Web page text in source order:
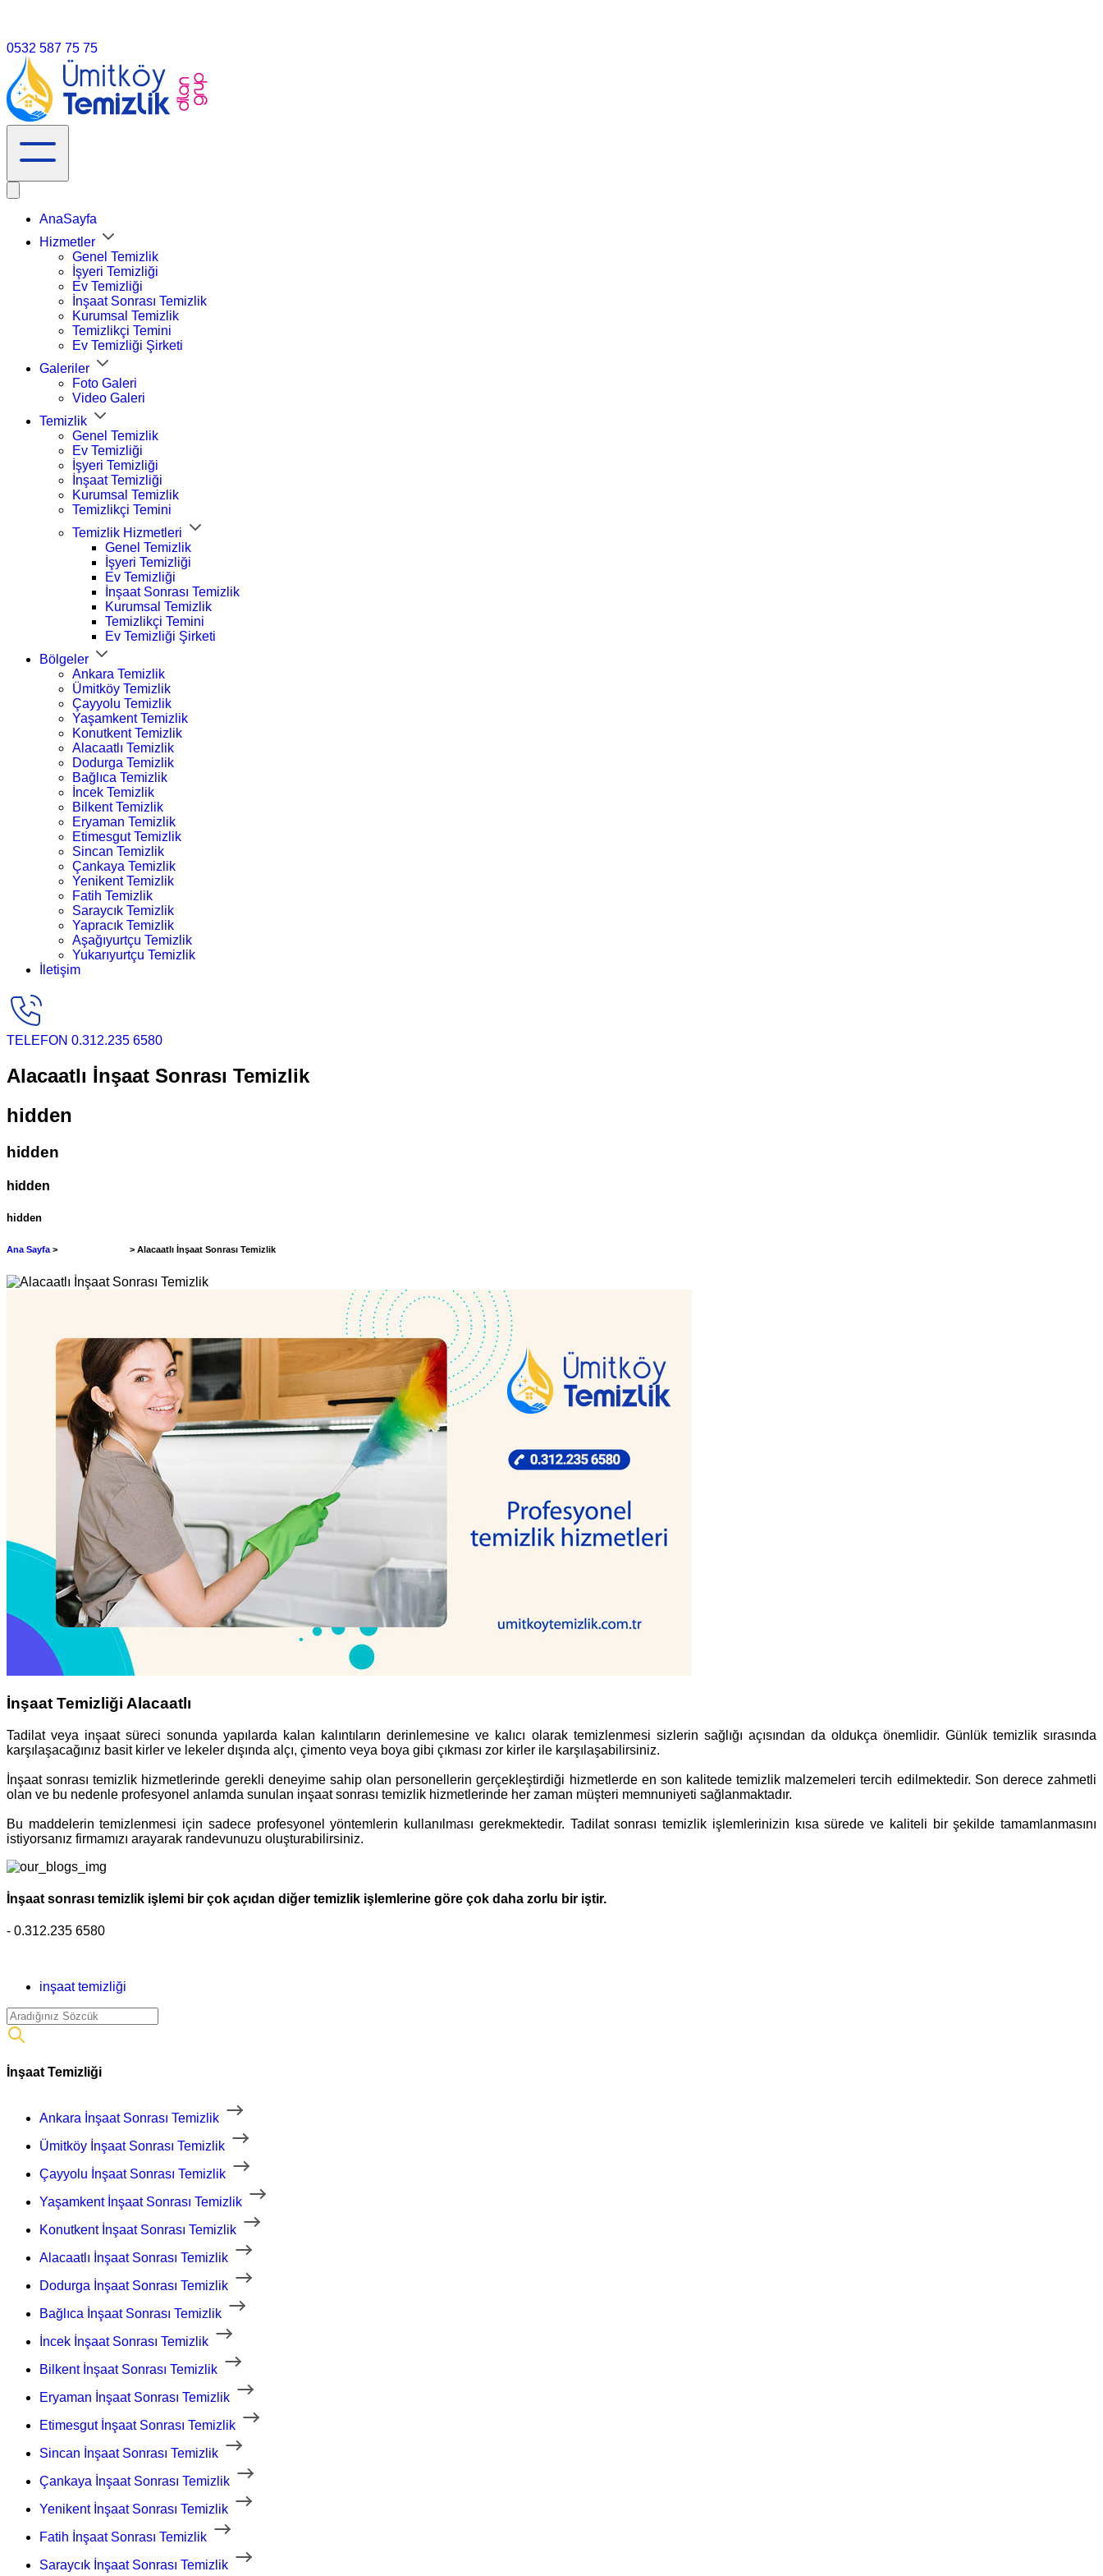
0532 587 75 75
AnaSayfa
Hizmetler
Genel Temizlik
İşyeri Temizliği
Ev Temizliği
İnşaat Sonrası Temizlik
Kurumsal Temizlik
Temizlikçi Temini
Ev Temizliği Şirketi
Galeriler
Foto Galeri
Video Galeri
Temizlik
Genel Temizlik
Ev Temizliği
İşyeri Temizliği
İnşaat Temizliği
Kurumsal Temizlik
Temizlikçi Temini
Temizlik Hizmetleri
Genel Temizlik
İşyeri Temizliği
Ev Temizliği
İnşaat Sonrası Temizlik
Kurumsal Temizlik
Temizlikçi Temini
Ev Temizliği Şirketi
Bölgeler
Ankara Temizlik
Ümitköy Temizlik
Çayyolu Temizlik
Yaşamkent Temizlik
Konutkent Temizlik
Alacaatlı Temizlik
Dodurga Temizlik
Bağlıca Temizlik
İncek Temizlik
Bilkent Temizlik
Eryaman Temizlik
Etimesgut Temizlik
Sincan Temizlik
Çankaya Temizlik
Yenikent Temizlik
Fatih Temizlik
Saraycık Temizlik
Yapracık Temizlik
Aşağıyurtçu Temizlik
Yukarıyurtçu Temizlik
İletişim
TELEFON 0.312.235 6580
Alacaatlı İnşaat Sonrası Temizlik
hidden
hidden
hidden
hidden
Ana Sayfa > > Alacaatlı İnşaat Sonrası Temizlik
İnşaat Temizliği Alacaatlı
Tadilat veya inşaat süreci sonunda yapılarda kalan kalıntıların derinlemesine ve kalıcı olarak temizlenmesi sizlerin sağlığı açısından da oldukça önemlidir. Günlük temizlik sırasında
karşılaşacağınız basit kirler ve lekeler dışında alçı, çimento veya boya gibi çıkması zor kirler ile karşılaşabilirsiniz.
İnşaat sonrası temizlik hizmetlerinde gerekli deneyime sahip olan personellerin gerçekleştirdiği hizmetlerde en son kalitede temizlik malzemeleri tercih edilmektedir. Son derece zahmetli
olan ve bu nedenle profesyonel anlamda sunulan inşaat sonrası temizlik hizmetlerinde her zaman müşteri memnuniyeti sağlanmaktadır.
Bu maddelerin temizlenmesi için sadece profesyonel yöntemlerin kullanılması gerekmektedir. Tadilat sonrası temizlik işlemlerinizin kısa sürede ve kaliteli bir şekilde tamamlanmasını
istiyorsanız firmamızı arayarak randevunuzu oluşturabilirsiniz.
İnşaat sonrası temizlik işlemi bir çok açıdan diğer temizlik işlemlerine göre çok daha zorlu bir iştir.
- 0.312.235 6580
inşaat temizliği
İnşaat Temizliği
Ankara İnşaat Sonrası Temizlik
Ümitköy İnşaat Sonrası Temizlik
Çayyolu İnşaat Sonrası Temizlik
Yaşamkent İnşaat Sonrası Temizlik
Konutkent İnşaat Sonrası Temizlik
Alacaatlı İnşaat Sonrası Temizlik
Dodurga İnşaat Sonrası Temizlik
Bağlıca İnşaat Sonrası Temizlik
İncek İnşaat Sonrası Temizlik
Bilkent İnşaat Sonrası Temizlik
Eryaman İnşaat Sonrası Temizlik
Etimesgut İnşaat Sonrası Temizlik
Sincan İnşaat Sonrası Temizlik
Çankaya İnşaat Sonrası Temizlik
Yenikent İnşaat Sonrası Temizlik
Fatih İnşaat Sonrası Temizlik
Saraycık İnşaat Sonrası Temizlik